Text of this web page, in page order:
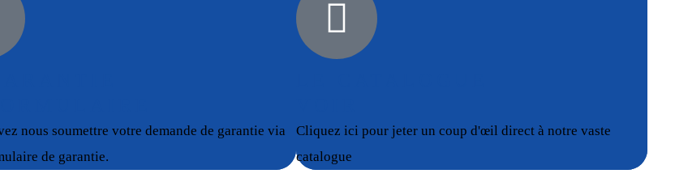
nous soumettre votre demande de garantie via
de garantie.
Cliquez ici pour jeter un coup d'œil direct à notre vaste
catalogue